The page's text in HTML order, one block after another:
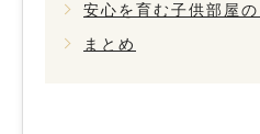
安心を育む子供部屋
まとめ